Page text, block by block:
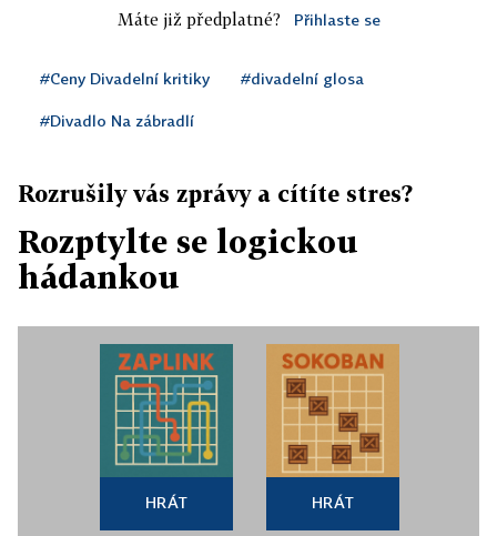
Máte již předplatné? Přihlaste se
#Ceny Divadelní kritiky #divadelní glosa
#Divadlo Na zábradlí
Rozrušily vás zprávy a cítíte stres?
Rozptylte se logickou
hádankou
HRÁT HRÁT